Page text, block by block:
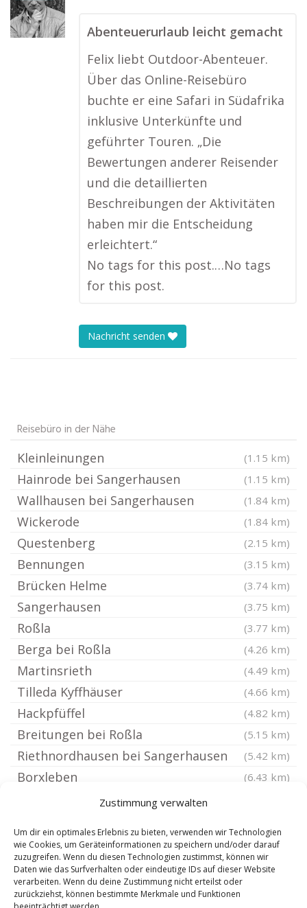
Zustimmung verwalten
Um dir ein optimales Erlebnis zu bieten, verwenden wir Technologien
wie Cookies, um Geräteinformationen zu speichern und/oder darauf
zuzugreifen. Wenn du diesen Technologien zustimmst, können wir
Daten wie das Surfverhalten oder eindeutige IDs auf dieser Website
verarbeiten. Wenn du deine Zustimmung nicht erteilst oder
zurückziehst, können bestimmte Merkmale und Funktionen
Abenteuerurlaub leicht gemacht
Felix liebt Outdoor-Abenteuer.
Über das Online-Reisebüro
buchte er eine Safari in Südafrika
inklusive Unterkünfte und
geführter Touren. „Die
Bewertungen anderer Reisender
und die detaillierten
Beschreibungen der Aktivitäten
haben mir die Entscheidung
erleichtert.“
No tags for this post.…No tags
for this post.
Nachricht senden
Reisebüro in der Nähe
Kleinleinungen (1.15 km)
Hainrode bei Sangerhausen (1.15 km)
Wallhausen bei Sangerhausen (1.84 km)
Wickerode (1.84 km)
Questenberg (2.15 km)
Bennungen (3.15 km)
Brücken Helme (3.74 km)
Sangerhausen (3.75 km)
Roßla (3.77 km)
Berga bei Roßla (4.26 km)
Martinsrieth (4.49 km)
Tilleda Kyffhäuser (4.66 km)
Hackpfüffel (4.82 km)
Breitungen bei Roßla (5.15 km)
Riethnordhausen bei Sangerhausen (5.42 km)
Borxleben (6.43 km)
Kelbra Kyffhäuser (6.7 km)
Edersleben (6.81 km)
Ichstedt
Dankerode bei Quedlinburg